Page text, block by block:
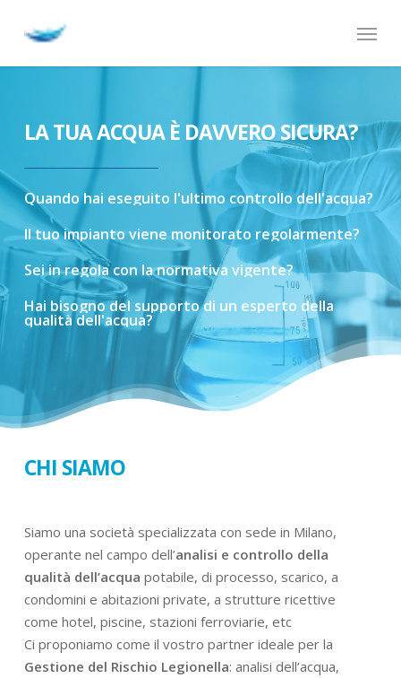
Menu
LA TUA ACQUA È DAVVERO SICURA?
Quando hai eseguito l'ultimo controllo dell'acqua?
Il tuoimpianto viene monitorato regolarmente?
Seiinregola con lanormativa vigente?
Hai bisognodel supportodi un esperto della
qualitàdell'acqua?
CHI SIAMO
Siamo una società specializzata con sede in Milano,
operante nel campo dell’analisi e controllo della
qualità dell’acqua potabile, di processo, scarico, a
condomini e abitazioni private, a strutture ricettive
come hotel, piscine, stazioni ferroviarie, etc
Ci proponiamo come il vostro partner ideale per la
Gestione del Rischio Legionella: analisi dell’acqua,